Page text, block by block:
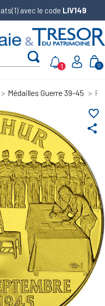
avec le code LIV149
0
1
Médailles Guerre 39-45
share
favorite_border